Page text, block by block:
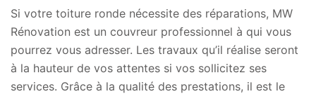
Si votre toiture ronde nécessite des réparations, MW
Rénovation est un couvreur professionnel à qui vous
pourrez vous adresser. Les travaux qu’il réalise seront
à la hauteur de vos attentes si vos sollicitez ses
services. Grâce à la qualité des prestations, il est le